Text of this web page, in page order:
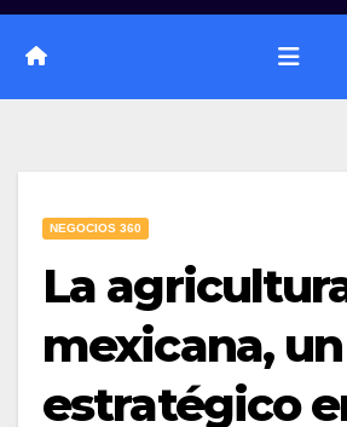
NEGOCIOS 360
La
mexicana,
estratégico